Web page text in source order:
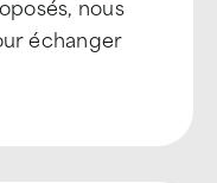
échanger